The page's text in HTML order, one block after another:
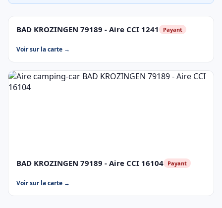
BAD KROZINGEN 79189 - Aire CCI 1241 Payant
Voir sur la carte →
BAD KROZINGEN 79189 - Aire CCI 16104 Payant
Voir sur la carte →